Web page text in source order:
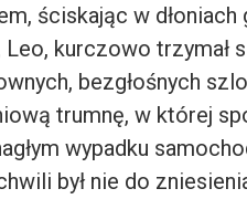
ściskając w
kurczowo trzymał
bezgłośnych
trumnę, w której
wypadku
był nie do